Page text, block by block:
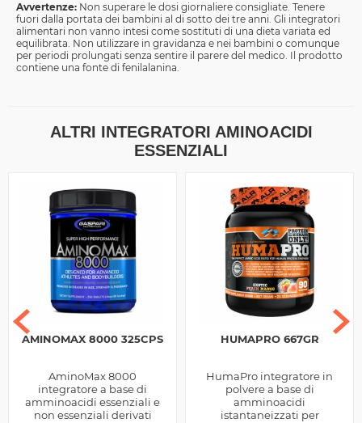
Avvertenze: Non superare le dosi giornaliere consigliate. Tenere
fuori dalla portata dei bambini al di sotto dei tre anni. Gli integratori
alimentari non vanno intesi come sostituti di una dieta variata ed
equilibrata. Non utilizzare in gravidanza e nei bambini o comunque
per periodi prolungati senza sentire il parere del medico. Il prodotto
contiene una fonte di fenilalanina.
ALTRI INTEGRATORI AMINOACIDI
ESSENZIALI
AMINOMAX 8000 325CPS
AminoMax 8000
integratore a base di
amminoacidi essenziali e
non essenziali derivati
HUMAPRO 667GR
HumaPro integratore in
polvere a base di
amminoacidi
istantaneizzati per